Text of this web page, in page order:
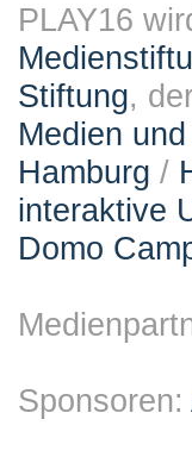
PLAY16
Stiftung,
Medien
Hamburg /
interaktive
Domo
Sponsoren: